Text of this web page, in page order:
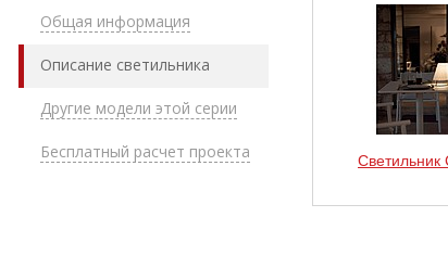
Общая информация
Описание светильника
Другие модели этой серии
Бесплатный расчет проекта Светильник